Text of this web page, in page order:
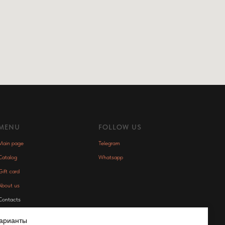
page
card
us
FOLLOW US
Telegram
Whatsapp